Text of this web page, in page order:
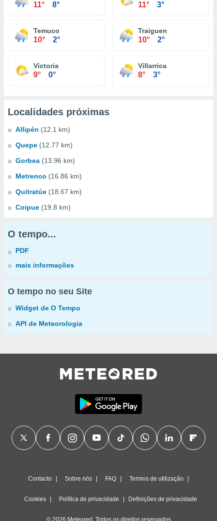
11° 8° 11° 3°
Temuco
10° 2°
Traiguen
10° 2°
Victoria
9° 0°
Villarrica
8° 3°
Localidades próximas
Allipén (12.1 km)
Quepe (12.77 km)
Gorbea (13.96 km)
Metrenco (16.86 km)
Quitratúe (18.67 km)
Coipue (19.8 km)
O tempo...
PDF
mais informações
O tempo no seu Site
Widget de O Tempo
API de Meteorologia
Contacto Sobre nós FAQ Termos de utilização
Cookies Política de privacidade Definições de privacidade
© 2026 Meteored. Todos os direitos reservados